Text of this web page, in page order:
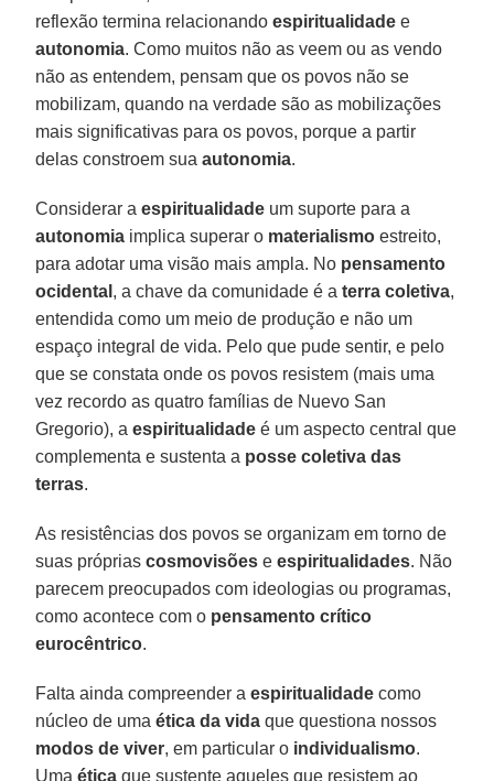
reflexão termina relacionandoespiritualidade e
autonomia. Como muitos não as veem ou as vendo
não as entendem, pensam que os povos não se
mobilizam, quando na verdade são as mobilizações
mais significativas para os povos, porque a partir
delas constroem suaautonomia.
Considerar aespiritualidade um suporte para a
autonomia implica superar o materialismo estreito,
para adotar uma visão mais ampla. No pensamento
ocidental , a chave da comunidade é aterra coletiva,
entendida como um meio de produção e não um
espaço integral de vida. Pelo que pude sentir, e pelo
que se constata onde os povos resistem (mais uma
vez recordo as quatro famílias de Nuevo San
Gregorio), aespiritualidade é um aspecto central que
complementa e sustenta a posse coletiva das
terras.
As resistências dos povos se organizam em torno de
suas própriascosmovisões eespiritualidades. Não
parecem preocupados com ideologias ou programas,
como acontece com o pensamento crítico
eurocêntrico.
Falta ainda compreender aespiritualidade como
núcleo de umaética da vida que questiona nossos
modos de viver, em particular o individualismo.
Umaética que sustente aqueles que resistem ao